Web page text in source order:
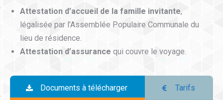
Attestation d’accueil de la famille invitante,
légalisée par l’Assemblée Populaire Communale du
lieu de résidence.
Attestation d’assurance qui couvre le voyage.
Documents à télécharger Tarifs